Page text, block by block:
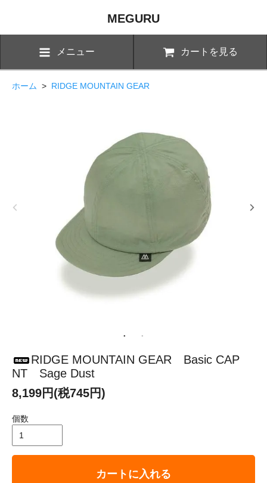
MEGURU
メニュー カートを見る
ホーム > RIDGE MOUNTAIN GEAR
RIDGE MOUNTAIN GEAR Basic CAP
NT Sage Dust
8,199円(税745円)
個数
カートに入れる